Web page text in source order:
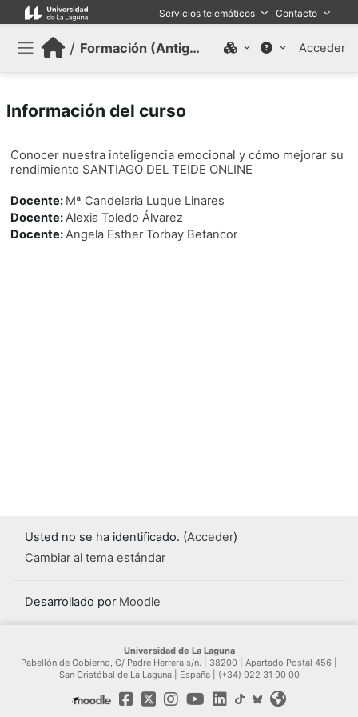
Salta al contenido principal Servicios telemáticos Contacto
/ Formación (Antiguo) Acceder
Información del curso
Conocer nuestra inteligencia emocional y cómo mejorar su
rendimiento SANTIAGO DEL TEIDE ONLINE
Docente: Mª Candelaria Luque Linares
Docente:Alexia Toledo Álvarez
Docente:Angela Esther Torbay Betancor
Usted no se ha identificado. (Acceder)
Cambiar al tema estándar
Desarrollado por Moodle
Universidad de La Laguna
Pabellón de Gobierno, C/ Padre Herrera s/n. | 38200 | Apartado Postal 456 |
San Cristóbal de La Laguna | España | (+34) 922 31 90 00